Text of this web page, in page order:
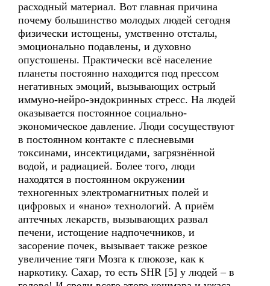
расходный материал. Вот главная причина
почему большинство молодых людей сегодня
физически истощены, умственно отсталы,
эмоционально подавлены, и духовно
опустошены. Практически всё население
планеты постоянно находится под прессом
негативных эмоций, вызывающих острый
иммуно-нейро-эндокринных стресс. На людей
оказывается постоянное социально-
экономическое давление. Люди сосуществуют
в постоянном контакте с плесневыми
токсинами, инсектицидами, загрязнённой
водой, и радиацией. Более того, люди
находятся в постоянном окружении
техногенных электромагнитных полей и
цифровых и «нано» технологий. А приём
аптечных лекарств, вызывающих развал
печени, истощение надпочечников, и
засорение почек, вызывает также резкое
увеличение тяги Мозга к глюкозе, как к
наркотику. Сахар, то есть SHR [5] у людей – в